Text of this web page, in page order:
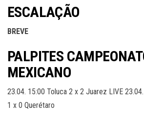
ESCALAÇÃO
BREVE
PALPITES
MEXICANO
23.04. 15:00 Toluca 2 x 2 Juarez LIVE
1 x 0 Querétaro